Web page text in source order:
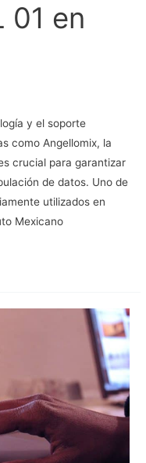
01 en
y el soporte
como Angellomix, la
crucial para garantizar
de datos. Uno de
utilizados en
Mexicano